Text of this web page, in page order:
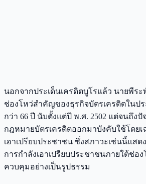
นอกจากประเด็นเครดิตบูโรแล้ว นายพีร
ช่องโหว่สำคัญของธุรกิจบัตรเครดิตในป
กว่า 66 ปี นับตั้งแต่ปี พ.ศ. 2502 แต่จนถึง
กฎหมายบัตรเครดิตออกมาบังคับใช้โดยเ
เอาเปรียบประชาชน ซึ่งสภาวะเช่นนี้แสด
การกำลังเอาเปรียบประชาชนภายใต้ช่อ
ควบคุมอย่างเป็นรูปธรรม